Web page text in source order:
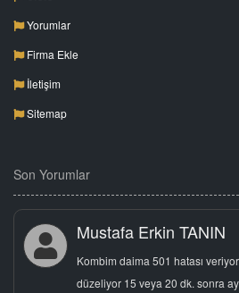
Yorumlar
Firma Ekle
İletişim
Sitemap
Son Yorumlar
Mustafa Erkin TANIN
Kombim daima 501 hatası
düzeliyor 15 veya 20 dk. sonra